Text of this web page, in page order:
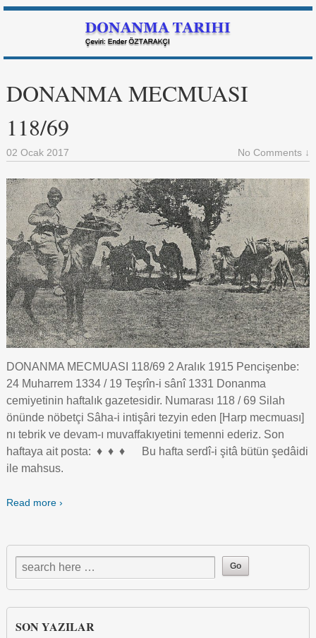
DONANMA MECMUASI
118/69
02 Ocak 2017 No Comments ↓
DONANMA MECMUASI 118/69 2 Aralık 1915 Pencişenbe:
24 Muharrem 1334 / 19 Teşrîn-i sânî 1331 Donanma
cemiyetinin haftalık gazetesidir. Numarası 118 / 69 Silah
önünde nöbetçi Sâha-i intişâri tezyin eden [Harp mecmuası]
nı tebrik ve devam-ı muvaffakıyetini temenni ederiz. Son
haftaya ait posta: ♦ ♦ ♦ Bu hafta serdî-i şitâ bütün şedâidi
ile mahsus.
Read more ›
SON YAZILAR